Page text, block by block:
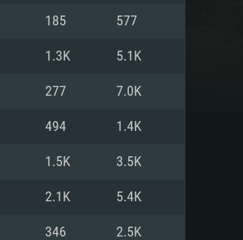
Linux
185 577
1.3K 5.1K
277 7.0K
494 1.4K
1.5K 3.5K
2.1K 5.4K
346 2.5K